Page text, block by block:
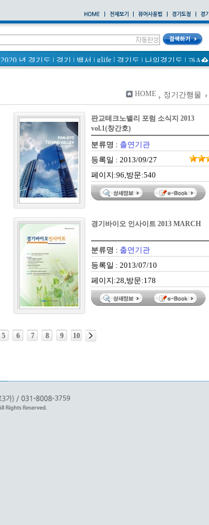
2020 년 경기도 | 경기 | 백서 | glife | 경기도 | 나의경기도 | 과A�
2021 경기도 공동주택 품질점검 사례집|통계연보|
경기도 바로알기|공동주택 |
국토의 계획 및 이용에 관한 법률_질의 회신 사례집 |
의회소식 81호|2020|다문화가족 소식지
HOME 정기간행물
판교테크노밸리 포럼 소식지 2013
vol.1(창간호)
분류명 : 출연기관
등록일 : 2013/09/27
페이지:96,방문:540
경기바이오 인사이트 2013 MARCH
분류명 : 출연기관
등록일 : 2013/07/10
페이지:28,방문:178
5 6 7 8 9 10